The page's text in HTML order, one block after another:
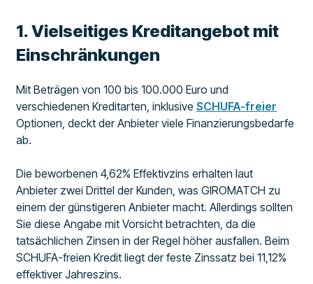
1. Vielseitiges Kreditangebot mit
Einschränkungen
Mit Beträgen von 100 bis 100.000 Euro und
verschiedenen Kreditarten, inklusiveSCHUFA-freier
Optionen, deckt der Anbieter viele Finanzierungsbedarfe
ab.
Die beworbenen 4,62% Effektivzins erhalten laut
Anbieter zwei Drittel der Kunden, was GIROMATCH zu
einem der günstigeren Anbieter macht. Allerdings sollten
Sie diese Angabe mit Vorsicht betrachten, da die
tatsächlichen Zinsen in der Regel höher ausfallen. Beim
SCHUFA-freien Kredit liegt der feste Zinssatz bei 11,12%
effektiver Jahreszins.